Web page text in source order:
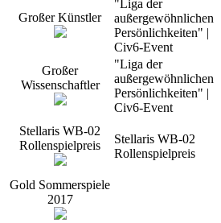
Großer Künstler
"Liga der
außergewöhnlichen
Persönlichkeiten" |
Civ6-Event
Großer
Wissenschaftler
"Liga der
außergewöhnlichen
Persönlichkeiten" |
Civ6-Event
Stellaris WB-02
Rollenspielpreis
Stellaris WB-02
Rollenspielpreis
Gold Sommerspiele
2017